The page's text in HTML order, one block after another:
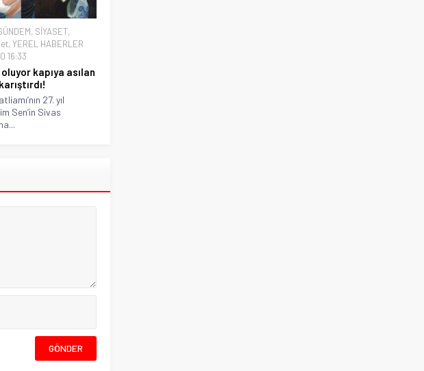
, SİYASET,
, YEREL HABERLER
16:33
kapıya asılan
27. yıl
Sen’in Sivas